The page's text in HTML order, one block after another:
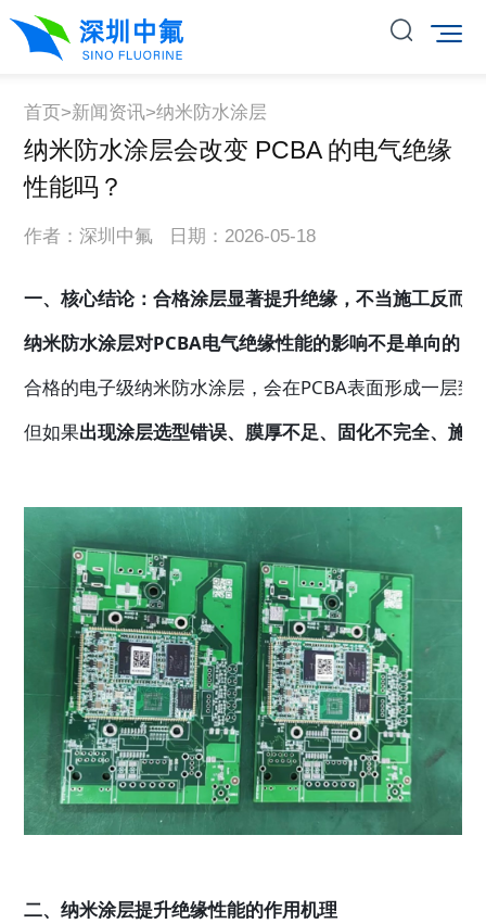
首页>新闻资讯>纳米防水涂层
纳米防水涂层会改变 PCBA 的电气绝缘
性能吗？
作者：深圳中氟 日期：2026-05-18
一、核心结论：合格涂层显著提升绝缘，不当施工反而
纳米防水涂层对PCBA电气绝缘性能的影响不是单向的
合格的电子级纳米防水涂层，会在PCBA表面形成一层
但如果出现涂层选型错误、膜厚不足、固化不完全、施
二、纳米涂层提升绝缘性能的作用机理